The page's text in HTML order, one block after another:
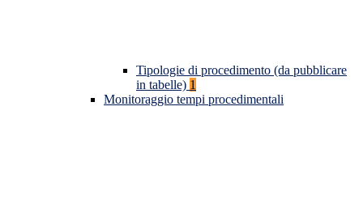
Tipologie di procedimento (da pubblicare
in tabelle) 1
Monitoraggio tempi procedimentali